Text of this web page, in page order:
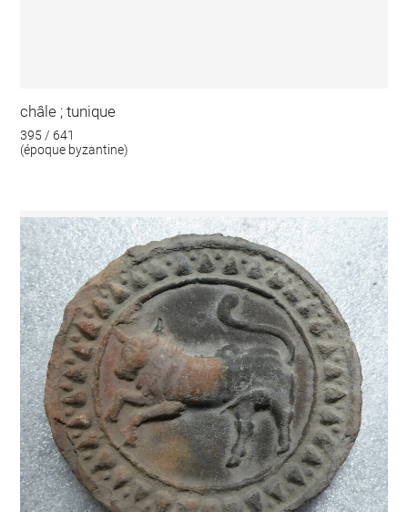
châle ; tunique
395 / 641
(époque byzantine)